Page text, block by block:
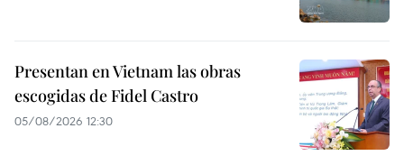
Presentan en Vietnam las obras
escogidas de Fidel Castro
05/08/2026 12:30